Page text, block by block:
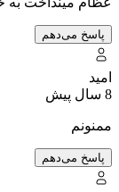
پاسخ می‌دهم
امید
8 سال پیش
ممنونم
پاسخ می‌دهم